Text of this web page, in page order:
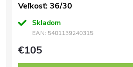
Veľkosť: 36/30
Skladom
EAN: 5401139240315
€105